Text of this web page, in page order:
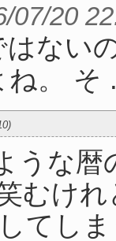
07/20
ない
ね。 そ
うな
むけ
てし